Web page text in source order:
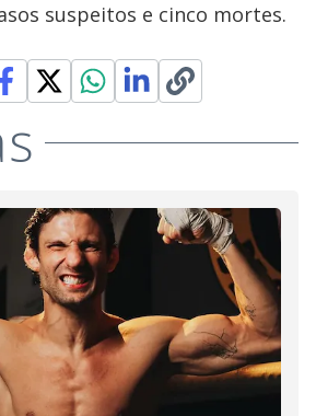
suspeitos e cinco mortes.